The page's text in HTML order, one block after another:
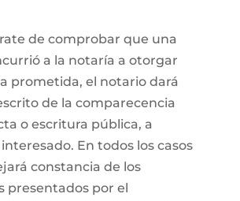
de comprobar que una
a la notaría a otorgar
prometida, el notario dará
de la comparecencia
o escritura pública, a
En todos los casos
constancia de los
presentados por el